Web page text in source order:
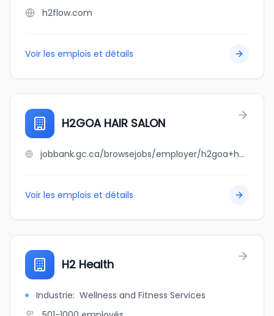
h2flow.com
Voir les emplois et détails
H2GOA HAIR SALON
jobbank.gc.ca/browsejobs/employer/h2goa+hair+salon/ca
Voir les emplois et détails
H2 Health
Industrie: Wellness and Fitness Services